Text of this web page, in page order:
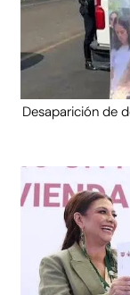
Desaparición de